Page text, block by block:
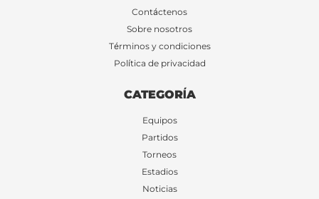
Contáctenos
Sobre nosotros
Términos y condiciones
Política de privacidad
CATEGORÍA
Equipos
Partidos
Torneos
Estadios
Noticias